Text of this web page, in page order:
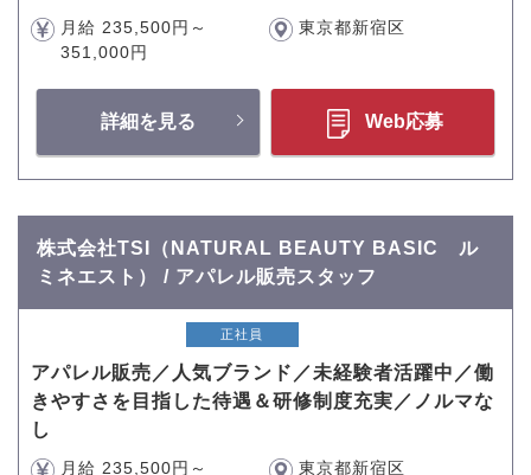
月給 235,500円～
351,000円
東京都新宿区
詳細を見る Web応募
株式会社TSI（NATURAL BEAUTY BASIC ル
ミネエスト） / アパレル販売スタッフ
正社員
アパレル販売／人気ブランド／未経験者活躍中／働
きやすさを目指した待遇＆研修制度充実／ノルマな
し
月給 235,500円～ 東京都新宿区